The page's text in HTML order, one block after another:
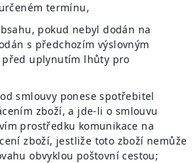
termínu,
pokud nebyl dodán na
s předchozím výslovným
uplynutím lhůty pro
smlouvy ponese spotřebitel
zboží, a jde-li o smlouvu
prostředku komunikace na
zboží, jestliže toto zboží nemůže
obvyklou poštovní cestou;